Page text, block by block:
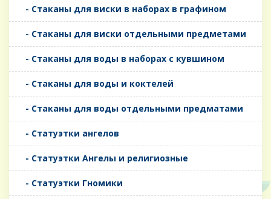
- Стаканы для виски в наборах в графином
- Стаканы для виски отдельными предметами
- Стаканы для воды в наборах с кувшином
- Стаканы для воды и коктелей
- Стаканы для воды отдельными предматами
- Статуэтки ангелов
- Статуэтки Ангелы и религиозные
- Статуэтки Гномики